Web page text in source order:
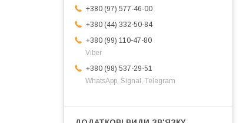
+380 (97) 577-46-00
+380 (44) 332-50-84
+380 (99) 110-47-80
Viber
+380 (98) 537-29-51
WhatsApp, Signal, Telegram